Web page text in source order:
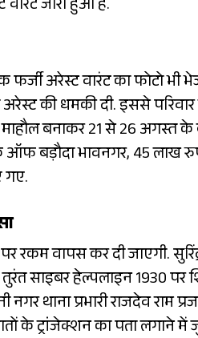
जारी हुआ है.
अरेस्ट वारंट का फोटो भी
अरेस्ट की धमकी दी. इससे
माहौल बनाकर 21 से 26
ऑफ बड़ौदा भावनगर, 45
गए.
रकम वापस कर दी जाएगी.
साइबर हेल्पलाइन 1930 पर
नगर थाना प्रभारी राजदेव
के ट्रांजेक्शन का पता लगाने में